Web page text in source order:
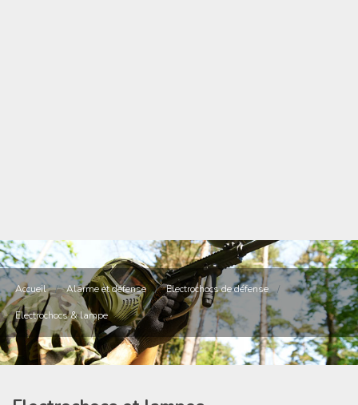
Accueil / Alarme et défense / Electrochocs de défense /
Electrochocs & lampe